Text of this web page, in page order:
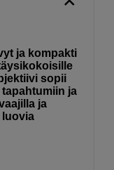
ja kompakti
sopii
ja
ja
luovia